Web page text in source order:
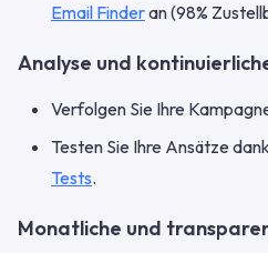
Email Finderan (98%
Analyse und
Verfolgen Sie Ihre
Testen Sie Ihre Ansätze
Tests.
Monatliche und